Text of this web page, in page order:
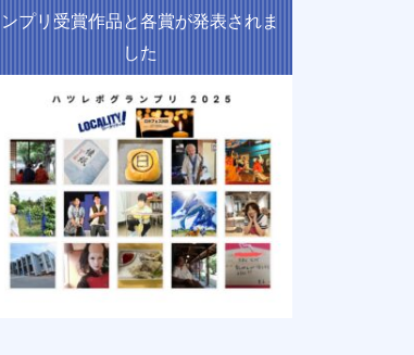
ンプリ受賞作品と各賞が発表されま
した